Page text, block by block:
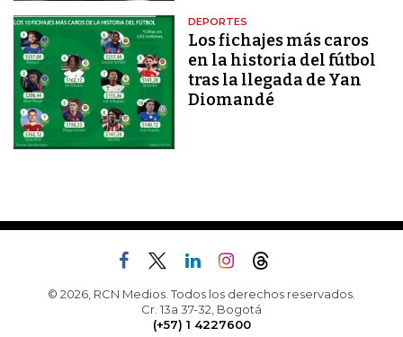
DEPORTES
Los fichajes más caros
en la historia del fútbol
tras la llegada de Yan
Diomandé
© 2026, RCN Medios. Todos los derechos reservados.
Cr. 13a 37-32, Bogotá
(+57) 1 4227600